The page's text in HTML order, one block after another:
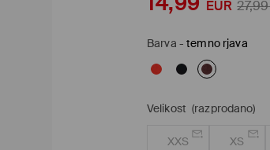
EUR 27,99
Barva -temno rjava
Velikost (razprodano)
XXS XS